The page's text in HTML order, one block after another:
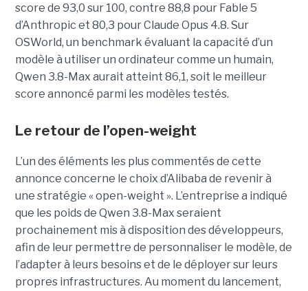
score de 93,0 sur 100, contre 88,8 pour Fable 5
d’Anthropic et 80,3 pour Claude Opus 4.8. Sur
OSWorld, un benchmark évaluant la capacité d’un
modèle à utiliser un ordinateur comme un humain,
Qwen 3.8-Max aurait atteint 86,1, soit le meilleur
score annoncé parmi les modèles testés.
Le retour de l’open-weight
L’un des éléments les plus commentés de cette
annonce concerne le choix d’Alibaba de revenir à
une stratégie « open-weight ». L’entreprise a indiqué
que les poids de Qwen 3.8-Max seraient
prochainement mis à disposition des développeurs,
afin de leur permettre de personnaliser le modèle, de
l’adapter à leurs besoins et de le déployer sur leurs
propres infrastructures. Au moment du lancement,